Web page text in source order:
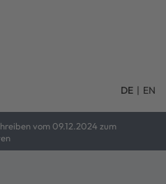
DE | EN
vom 09.12.2024 zum